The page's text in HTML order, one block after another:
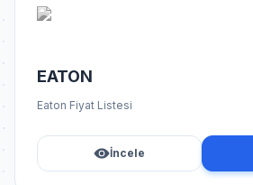
EATON
Eaton Fiyat Listesi
İncele